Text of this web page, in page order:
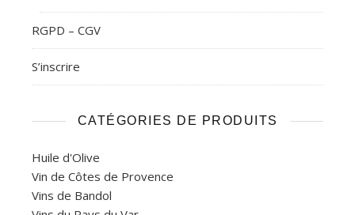
RGPD – CGV
S’inscrire
CATÉGORIES DE PRODUITS
Huile d'Olive
Vin de Côtes de Provence
Vins de Bandol